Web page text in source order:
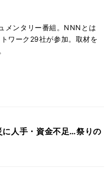
メンタリー番組。NNNとは
ワーク29社が参加。取材を
人手・資金不足…祭りの